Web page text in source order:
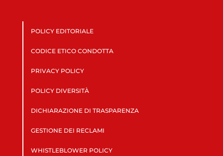
POLICY EDITORIALE
CODICE ETICO CONDOTTA
PRIVACY POLICY
POLICY DIVERSITÀ
DICHIARAZIONE DI TRASPARENZA
GESTIONE DEI RECLAMI
WHISTLEBLOWER POLICY